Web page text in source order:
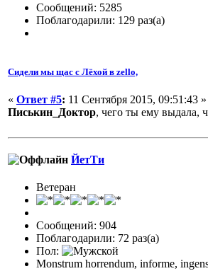
Сообщений: 5285
Поблагодарили: 129 раз(а)
Сидели мы щас с Лёхой в zello,
« Ответ #5: 11 Сентября 2015, 09:51:43 »
Писькин_Доктор, чего ты ему выдала,
ЙетТи
Ветеран
Сообщений: 904
Поблагодарили: 72 раз(а)
Пол:
Monstrum horrendum, informe,